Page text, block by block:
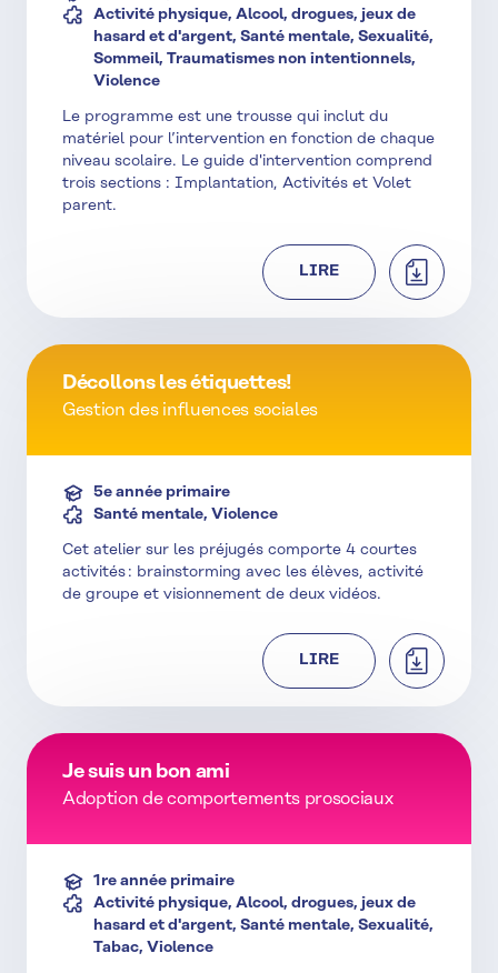
Activité physique, Alcool, drogues, jeux de
hasard et d'argent, Santé mentale, Sexualité,
Sommeil, Traumatismes non intentionnels,
Violence
Le programme est une trousse qui inclut du
matériel pour l’intervention en fonction de chaque
niveau scolaire. Le guide d'intervention comprend
trois sections : Implantation, Activités et Volet
parent.
LIRE
Décollons les étiquettes!
Gestion des influences sociales
5e année primaire
Santé mentale, Violence
Cet atelier sur les préjugés comporte 4 courtes
activités : brainstorming avec les élèves, activité
de groupe et visionnement de deux vidéos.
LIRE
Je suis un bon ami
Adoption de comportements prosociaux
1re année primaire
Activité physique, Alcool, drogues, jeux de
hasard et d'argent, Santé mentale, Sexualité,
Tabac, Violence